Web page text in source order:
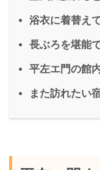
浴衣に着替え
長ぶろを堪能
平左エ門の館
また訪れたい